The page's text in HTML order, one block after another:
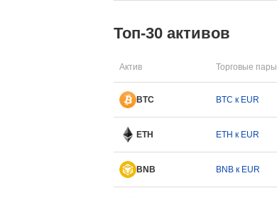
Топ-30 активов
Актив Торговые пары
BTC BTC к EUR
ETH ETH к EUR
BNB BNB к EUR